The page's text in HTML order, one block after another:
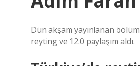
Dün akşam yayınlanan
reyting ve 12.0 paylaşım aldı.